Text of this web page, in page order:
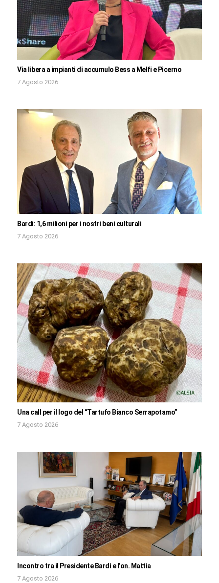
Via libera a impianti di accumulo Bess a Melfi e Picerno
7 Agosto 2026
Bardi: 1,6 milioni per i nostri beni culturali
7 Agosto 2026
Una call per il logo del “Tartufo Bianco Serrapotamo”
7 Agosto 2026
Incontro tra il Presidente Bardi e l’on. Mattia
7 Agosto 2026